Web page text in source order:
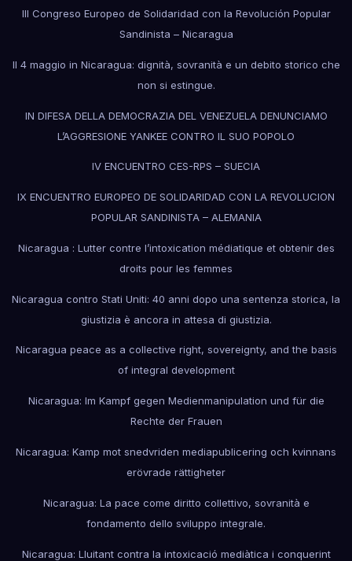
III Congreso Europeo de Solidaridad con la Revolución Popular
Sandinista – Nicaragua
Il 4 maggio in Nicaragua: dignità, sovranità e un debito storico che
non si estingue.
IN DIFESA DELLA DEMOCRAZIA DEL VENEZUELA DENUNCIAMO
L’AGGRESIONE YANKEE CONTRO IL SUO POPOLO
IV ENCUENTRO CES-RPS – SUECIA
IX ENCUENTRO EUROPEO DE SOLIDARIDAD CON LA REVOLUCION
POPULAR SANDINISTA – ALEMANIA
Nicaragua : Lutter contre l’intoxication médiatique et obtenir des
droits pour les femmes
Nicaragua contro Stati Uniti: 40 anni dopo una sentenza storica, la
giustizia è ancora in attesa di giustizia.
Nicaragua peace as a collective right, sovereignty, and the basis
of integral development
Nicaragua: Im Kampf gegen Medienmanipulation und für die
Rechte der Frauen
Nicaragua: Kamp mot snedvriden mediapublicering och kvinnans
erövrade rättigheter
Nicaragua: La pace come diritto collettivo, sovranità e
fondamento dello sviluppo integrale.
Nicaragua: Lluitant contra la intoxicació mediàtica i conquerint